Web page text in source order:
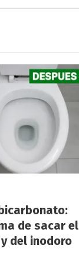
de sacar el
del inodoro